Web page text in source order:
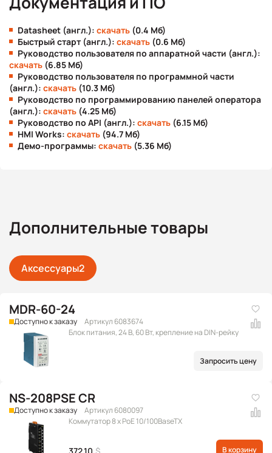
Datasheet (англ.): скачать (0.4 Мб)
Быстрый старт (англ.): скачать (0.6 Мб)
Руководство пользователя по аппаратной части (англ.):
скачать (6.85 Мб)
Руководство пользователя по программной части
(англ.): скачать (10.3 Мб)
Руководство по программированию панелей оператора
(англ.): скачать (4.25 Мб)
Руководство по API (англ.): скачать (6.15 Мб)
HMI Works: скачать (94.7 Мб)
Демо-программы: скачать (5.36 Мб)
Дополнительные товары
Аксессуары2
MDR-60-24
Доступно к заказу
Артикул 6083674
Блок питания, 24 В, 60 Вт, крепление на DIN-рейку
Запросить цену
NS-208PSE CR
Доступно к заказу
Артикул 6080097
Коммутатор 8 x PoE 10/100BaseTX
372.10 $ В корзину